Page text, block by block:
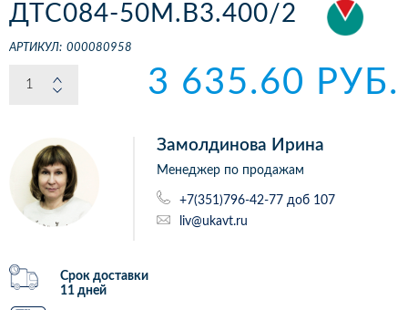
ДТС084-50М.В3.400/2
АРТИКУЛ: 000080958
3 635.60 РУБ.
Замолдинова Ирина
Менеджер по продажам
+7(351)796-42-77 доб 107
liv@ukavt.ru
Срок доставки
11 дней